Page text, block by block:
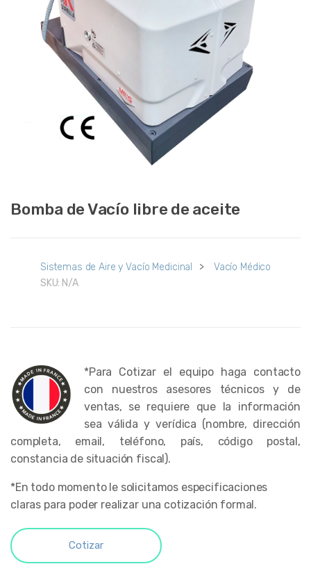
Bomba de Vacío libre de aceite
Sistemas de Aire y Vacío Medicinal >
Vacío Médico
SKU: N/A
*Para Cotizar el equipo haga contacto
con nuestros asesores técnicos y de
ventas, se requiere que la información
sea válida y verídica (nombre, dirección
completa, email, teléfono, país, código postal,
constancia de situación fiscal).
*En todo momento le solicitamos especificaciones
claras para poder realizar una cotización formal.
Cotizar